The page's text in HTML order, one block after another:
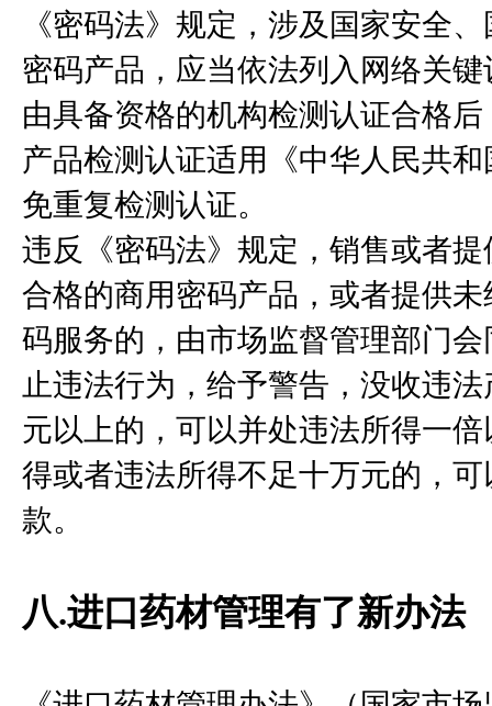
《密码法》规定，涉及国家安全
密码产品，应当依法列入网络关
由具备资格的机构检测认证合格
产品检测认证适用《中华人民共
免重复检测认证。
违反《密码法》规定，销售或者
合格的商用密码产品，或者提供
码服务的，由市场监督管理部门
止违法行为，给予警告，没收违
元以上的，可以并处违法所得一
得或者违法所得不足十万元的，
款。
八.进口药材管理有了新办法